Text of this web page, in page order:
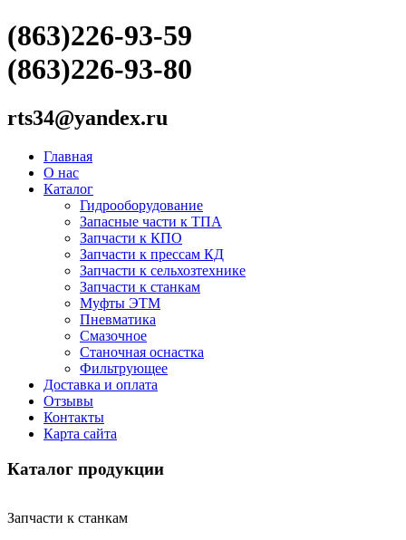
(863)226-93-59
(863)226-93-80
rts34@yandex.ru
Главная
О нас
Каталог
Гидрооборудование
Запасные части к ТПА
Запчасти к КПО
Запчасти к прессам КД
Запчасти к сельхозтехнике
Запчасти к станкам
Муфты ЭТМ
Пневматика
Смазочное
Станочная оснастка
Фильтрующее
Доставка и оплата
Отзывы
Контакты
Карта сайта
Каталог продукции
Запчасти к станкам